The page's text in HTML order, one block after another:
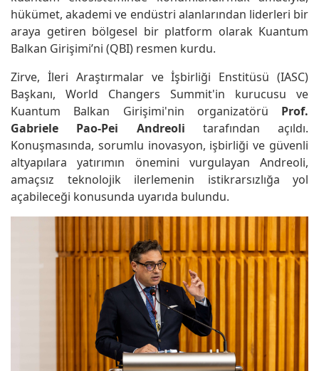
hükümet, akademi ve endüstri alanlarından liderleri bir
araya getiren bölgesel bir platform olarak Kuantum
Balkan Girişimi’ni (QBI) resmen kurdu.
Zirve, İleri Araştırmalar ve İşbirliği Enstitüsü (IASC)
Başkanı, World Changers Summit'in kurucusu ve
Kuantum Balkan Girişimi'nin organizatörü Prof.
Gabriele Pao-Pei Andreoli tarafından açıldı.
Konuşmasında, sorumlu inovasyon, işbirliği ve güvenli
altyapılara yatırımın önemini vurgulayan Andreoli,
amaçsız teknolojik ilerlemenin istikrarsızlığa yol
açabileceği konusunda uyarıda bulundu.